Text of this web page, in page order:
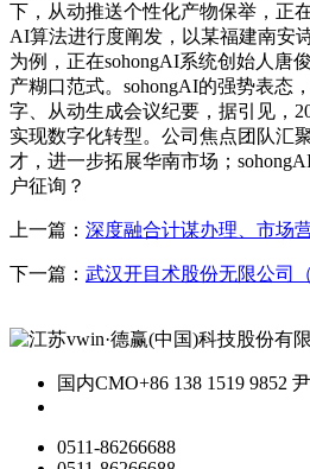
下，从动推送个性化产物保举，正
AI算法进行度阐发，以某福建南安
为例，正在sohongAI系统创始人唐
产糊口范式。sohongAI的强势表态
字、从动生成会议纪要，据引见，
实现数字化转型。公司焦点团队汇
才，进一步拓展华南市场；
户征询？
上一篇： 深度融合计谋办理、市场
下一篇： 武汉开目术股份无限公司
国内CMO+86 138 1519 9852
0511-86266688